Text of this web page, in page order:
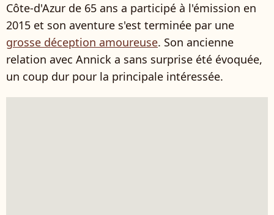
Côte-d'Azur de 65 ans a participé à l'émission en
2015 et son aventure s'est terminée par une
grosse déception amoureuse. Son ancienne
relation avec Annick a sans surprise été évoquée,
un coup dur pour la principale intéressée.